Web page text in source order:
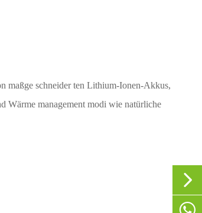
maßge schneider ten Lithium-Ionen-Akkus,
Wärme management modi wie natürliche

+86-